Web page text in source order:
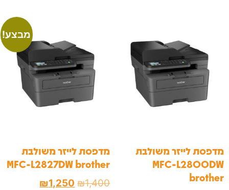
מדפסת לייזר משולבת
MFC-L2800DW
brother
מבצע!
מדפסת לייזר משולבת
MFC-L2827DW brother
₪1,400
₪1,250